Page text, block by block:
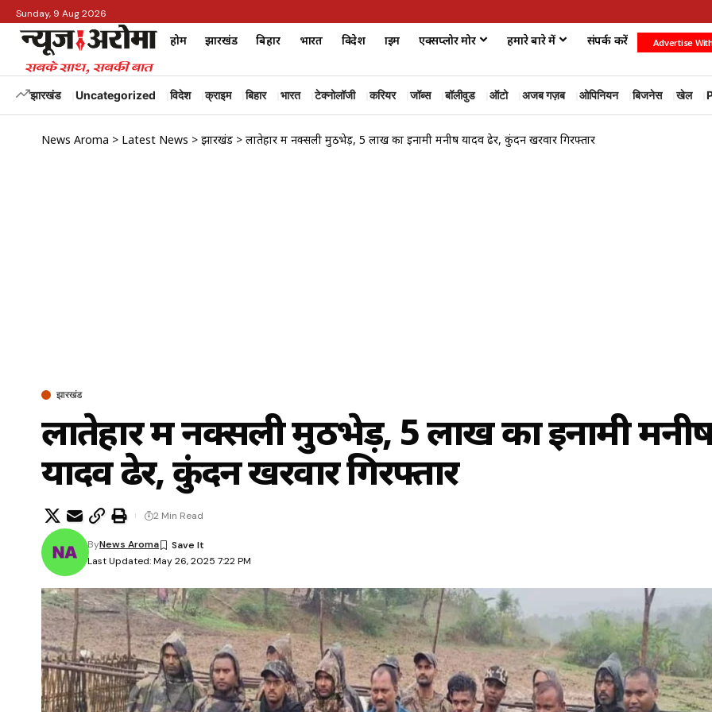
Sunday, 9 Aug 2026
होम झारखंड बिहार भारत विदेश क्राइम एक्सप्लोर मोर हमारे बारे में संपर्क करें Advertise
झारखंड Uncategorized विदेश क्राइम बिहार भारत टेक्नोलॉजी करियर जॉब्स बॉलीवुड ऑटो अजब गज़ब ओपिनियन बिजनेस खेल
News Aroma > Latest News > झारखंड > लातेहार में नक्सली मुठभेड़, 5 लाख का इनामी मनीष यादव ढेर, कुंदन खरवार गिरफ्तार
झारखंड
लातेहार में नक्सली मुठभेड़, 5 लाख का इनामी
यादव ढेर, कुंदन खरवार गिरफ्तार
Last Updated: May 26, 2025 7:22 PM
ByNews Aroma
2 Min Read